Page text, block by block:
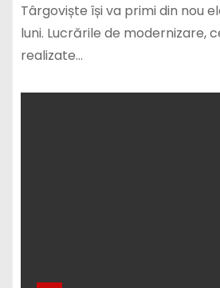
Târgoviște își va primi din nou
luni. Lucrările de modernizare,
realizate…